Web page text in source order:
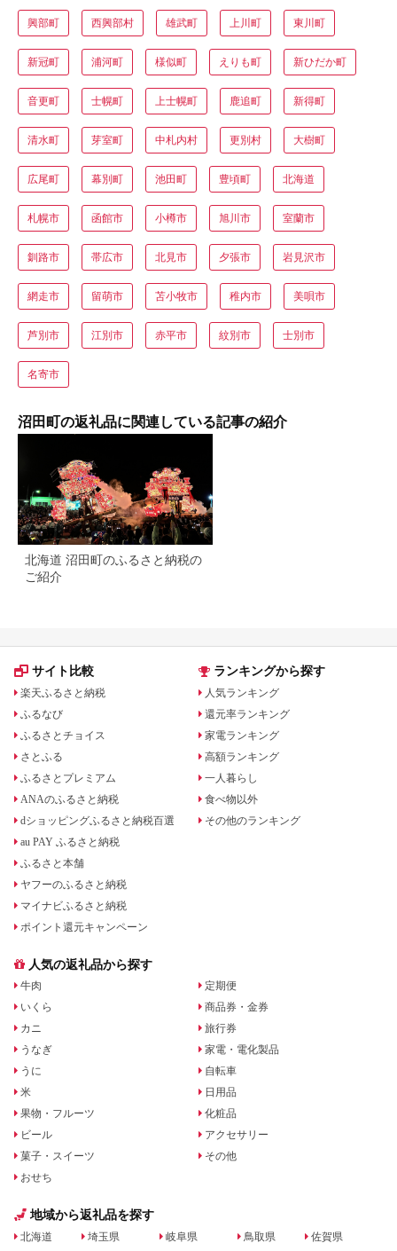
興部町 西興部村 雄武町 上川町 東川町
新冠町 浦河町 様似町 えりも町 新ひだか町
音更町 士幌町 上士幌町 鹿追町 新得町
清水町 芽室町 中札内村 更別村 大樹町
広尾町 幕別町 池田町 豊頃町 北海道
札幌市 函館市 小樽市 旭川市 室蘭市
釧路市 帯広市 北見市 夕張市 岩見沢市
網走市 留萌市 苫小牧市 稚内市 美唄市
芦別市 江別市 赤平市 紋別市 士別市
名寄市
沼田町の返礼品に関連している記事の紹介
北海道 沼田町のふるさと納税の
ご紹介
サイト比較
楽天ふるさと納税
ふるなび
ふるさとチョイス
さとふる
ふるさとプレミアム
ANAのふるさと納税
dショッピングふるさと納税百選
au PAY ふるさと納税
ふるさと本舗
ヤフーのふるさと納税
マイナビふるさと納税
ポイント還元キャンペーン
ランキングから探す
人気ランキング
還元率ランキング
家電ランキング
高額ランキング
一人暮らし
食べ物以外
その他のランキング
人気の返礼品から探す
牛肉
いくら
カニ
うなぎ
うに
米
果物・フルーツ
ビール
菓子・スイーツ
おせち
定期便
商品券・金券
旅行券
家電・電化製品
自転車
日用品
化粧品
アクセサリー
その他
地域から返礼品を探す
北海道 埼玉県 岐阜県 鳥取県 佐賀県